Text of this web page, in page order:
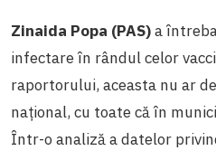
Zinaida Popa (PAS)a
infectare în rândul celor
raportorului, aceasta nu ar
național, cu toate că în
Într-o analiză a datelor